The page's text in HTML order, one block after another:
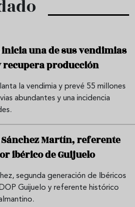
inicia una de sus vendimias
producción
la vendimia y prevé 55 millones
abundantes y una incidencia
Martín, referente
ibérico de Guijuelo
segunda generación de Ibéricos
Guijuelo y referente histórico